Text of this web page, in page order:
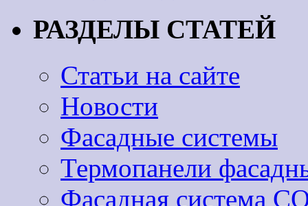
РАЗДЕЛЫ СТАТЕЙ
Статьи на сайте
Новости
Фасадные системы
Термопанели
Фасадная система